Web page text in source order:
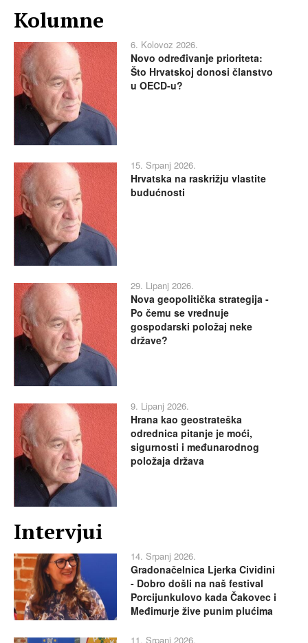
Kolumne
6. Kolovoz 2026.
Novo određivanje prioriteta:
Što Hrvatskoj donosi članstvo
u OECD-u?
15. Srpanj 2026.
Hrvatska na raskrižju vlastite
budućnosti
29. Lipanj 2026.
Nova geopolitička strategija -
Po čemu se vrednuje
gospodarski položaj neke
države?
9. Lipanj 2026.
Hrana kao geostrateška
odrednica pitanje je moći,
sigurnosti i međunarodnog
položaja država
Intervjui
14. Srpanj 2026.
Gradonačelnica Ljerka Cividini
- Dobro došli na naš festival
Porcijunkulovo kada Čakovec i
Međimurje žive punim plućima
11. Srpanj 2026.